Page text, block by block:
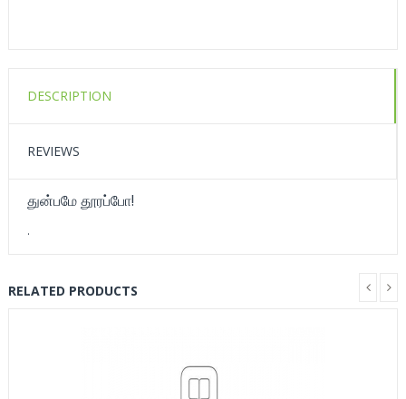
DESCRIPTION
REVIEWS
துன்பமே தூரப்போ!
.
RELATED PRODUCTS